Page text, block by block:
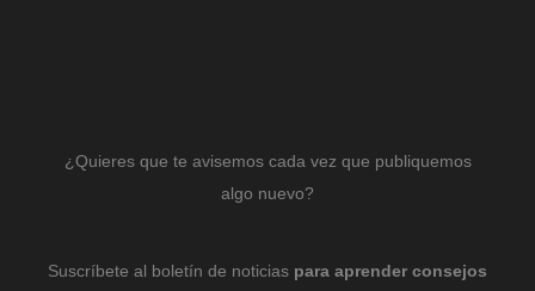
¿Quieres que te avisemos cada vez que publiquemos
algo nuevo?
Suscríbete al boletín de noticias para aprender consejos